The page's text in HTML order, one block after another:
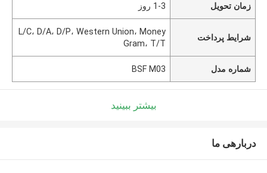
زمان تحویل 1-3 روز
شرایط پرداخت
L/C، D/A، D/P، Western Union، Money
Gram، T/T
شماره مدل BSF M03
بیشتر ببینید
دربارهی ما